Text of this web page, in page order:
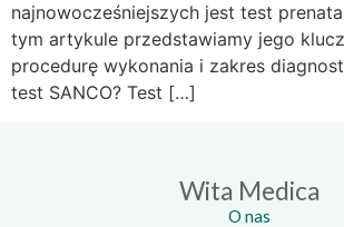
najnowocześniejszych jest test
tym artykule przedstawiamy jego
procedurę wykonania i zakres
test SANCO? Test […]
Wita Medica
O nas